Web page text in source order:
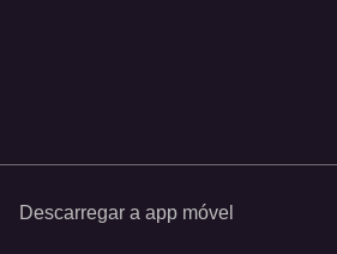
Descarregar a app móvel